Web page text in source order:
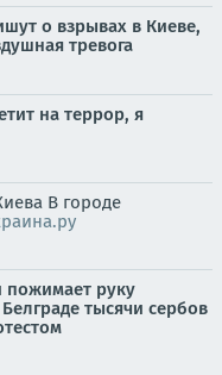
о взрывах в Киеве,
тревога
на террор, я
В городе
пожимает руку
тысячи сербов